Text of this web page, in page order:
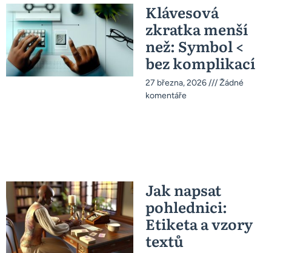
Klávesová
zkratka menší
než: Symbol <
bez komplikací
27 března, 2026
Žádné
komentáře
Jak napsat
pohlednici:
Etiketa a vzory
textů